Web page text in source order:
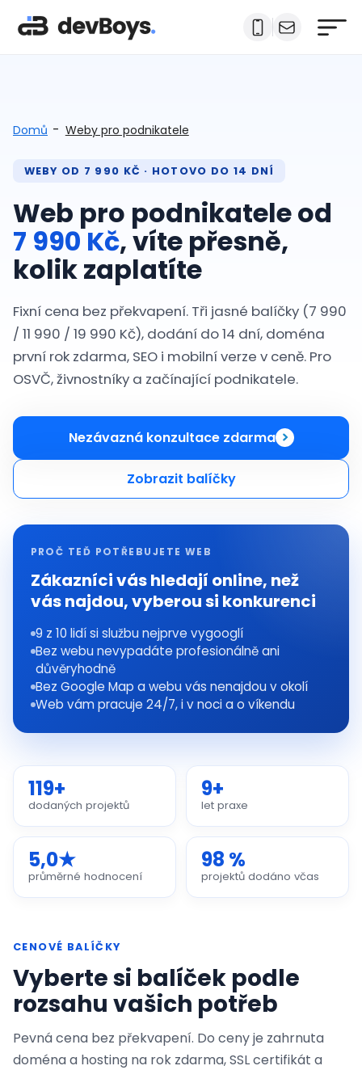
Domů - Weby pro podnikatele
WEBY OD 7 990 KČ · HOTOVO DO 14 DNÍ
Web pro podnikatele od
7 990 Kč, víte přesně,
kolik zaplatíte
Fixní cena bez překvapení. Tři jasné balíčky (7 990
/ 11 990 / 19 990 Kč), dodání do 14 dní, doména
první rok zdarma, SEO i mobilní verze v ceně. Pro
OSVČ, živnostníky a začínající podnikatele.
Nezávazná konzultace zdarma
Zobrazit balíčky
PROČ TEĎ POTŘEBUJETE WEB
Zákazníci vás hledají online, než
vás najdou, vyberou si konkurenci
9 z 10 lidí si službu nejprve vygooglí
Bez webu nevypadáte profesionálně ani
důvěryhodně
Bez Google Map a webu vás nenajdou v okolí
Web vám pracuje 24/7, i v noci a o víkendu
119+
dodaných projektů
9+
let praxe
5,0★
průměrné hodnocení
98 %
projektů dodáno včas
CENOVÉ BALÍČKY
Vyberte si balíček podle
rozsahu vašich potřeb
Pevná cena bez překvapení. Do ceny je zahrnuta
doména a hosting na rok zdarma, SSL certifikát a